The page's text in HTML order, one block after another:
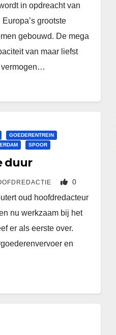
in opdreacht van
grootste
gebouwd. De mega
van maar liefst
vermogen…
GOEDERENTREIN
SPOOR
duur
0
oud hoofdredacteur
nu werkzaam bij het
er als eerste over.
en